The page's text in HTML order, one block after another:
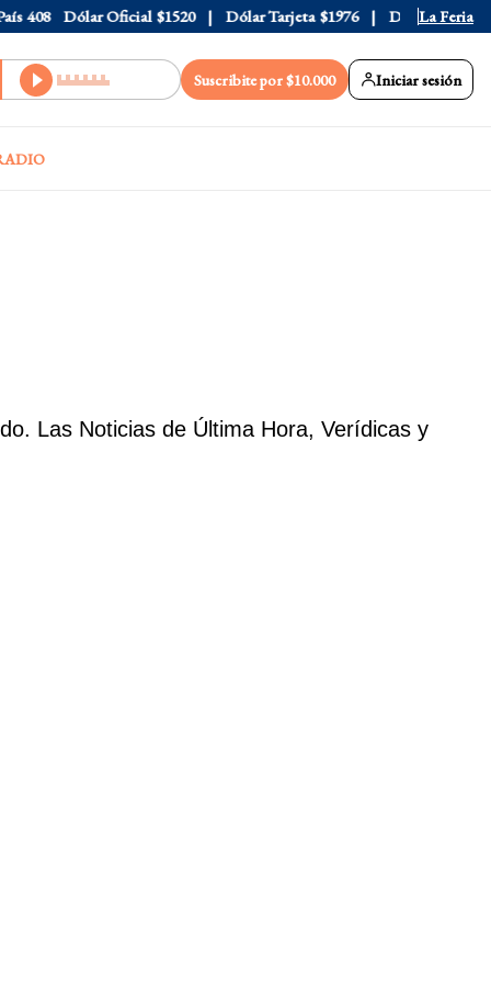
408 Dólar Oficial $1520 Dólar Tarjeta $1976 Dólar Blue
La Feria
Suscribite por $10.000 Iniciar sesión
Las Noticias de Última Hora, Verídicas y